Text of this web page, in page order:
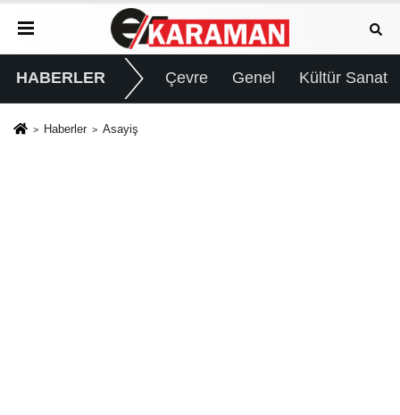
HABERLER Çevre Genel Kültür Sanat
Haberler Asayiş